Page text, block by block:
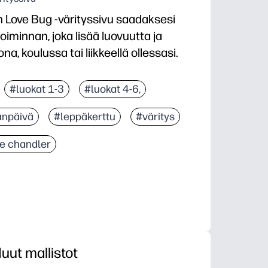
Bug -värityssivu saadaksesi
joka lisää luovuutta ja
koulussa tai liikkeellä ollessasi.
— yksi sivu, joka on helppo tulostaa
ystävällinen taideteos motivoi lapsia
kahvaa, käsi-silmän koordinaatiota,
- toimii värikynien, tussien tai
#luokat 1-3 #luokat 4-6,
#leppäkerttu #väritys
chandler
mallistot